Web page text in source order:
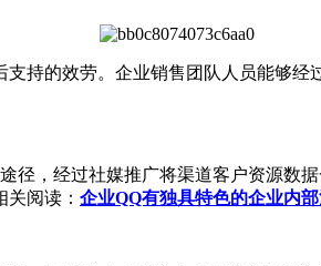
持的效劳。企业销售团队人员能够
，经过社媒推广将渠道客户资源数
阅读： 企业QQ有独具特色的企业内